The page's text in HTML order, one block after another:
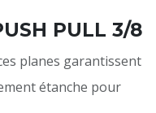
PULL 3/8
planes garantissent
étanche pour